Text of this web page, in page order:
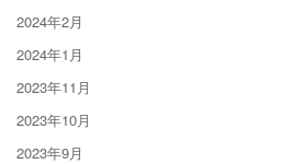
2024年2月
2024年1月
2023年11月
2023年10月
2023年9月